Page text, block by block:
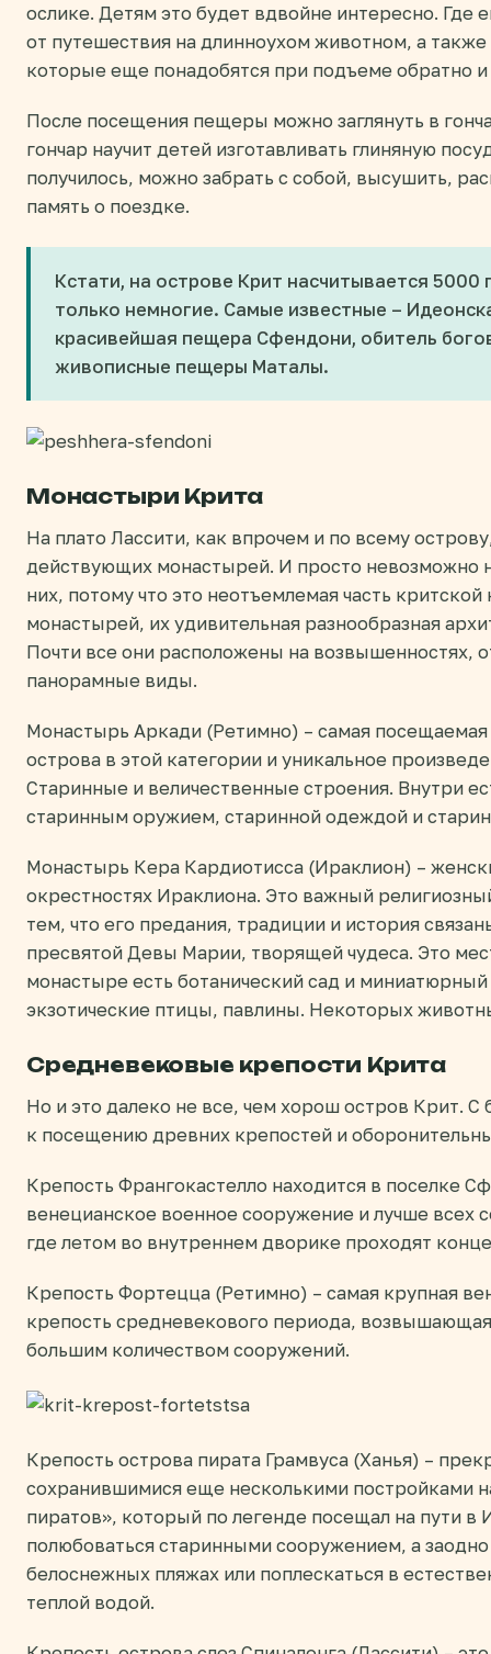
ослике. Детям это будет вдвойне интересно. Где
от путешествия на длинноухом животном, а
которые еще понадобятся при подъеме обратно
После посещения пещеры можно заглянуть в
гончар научит детей изготавливать глиняную
получилось, можно забрать с собой, высушить,
память о поездке.
Кстати, на острове Крит насчитывается
только немногие. Самые известные –
красивейшая пещера Сфендони, обитель
живописные пещеры Маталы.
Монастыри Крита
На плато Лассити, как впрочем и по всему
действующих монастырей. И просто невозможно
них, потому что это неотъемлемая часть
монастырей, их удивительная разнообразная
Почти все они расположены на возвышенностях,
панорамные виды.
Монастырь Аркади (Ретимно) – самая
острова в этой категории и уникальное
Старинные и величественные строения. Внутри
старинным оружием, старинной одеждой и
Монастырь Кера Кардиотисса (Ираклион) –
окрестностях Ираклиона. Это важный
тем, что его предания, традиции и история
пресвятой Девы Марии, творящей чудеса. Это
монастыре есть ботанический сад и
экзотические птицы, павлины. Некоторых
Средневековые крепости Крита
Но и это далеко не все, чем хорош остров Крит.
к посещению древних крепостей и
Крепость Франгокастелло находится в поселке
венецианское военное сооружение и лучше всех
где летом во внутреннем дворике проходят
Крепость Фортецца (Ретимно) – самая крупная
крепость средневекового периода,
большим количеством сооружений.
Крепость острова пирата Грамвуса (Ханья) –
сохранившимися еще несколькими постройками
пиратов», который по легенде посещал на пути в
полюбоваться старинными сооружением, а заодно
белоснежных пляжах или поплескаться в
теплой водой.